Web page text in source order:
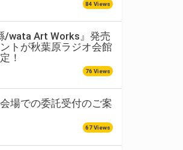
84 Views
/wata Art Works』発売
トが秋葉原ラジオ会館
！
76 Views
場での委託受付のご案
67 Views